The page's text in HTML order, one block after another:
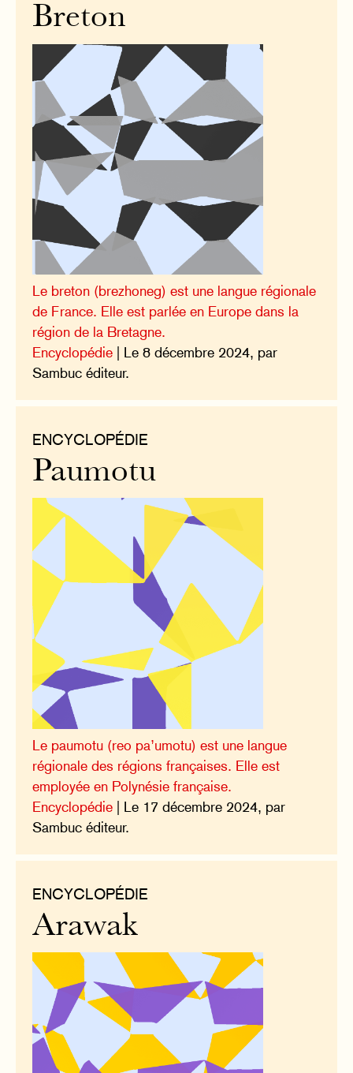
Breton
Le breton (brezhoneg) est une langue régionale
de France. Elle est parlée en Europe dans la
région de la Bretagne.
Encyclopédie | Le 8 décembre 2024, par
Sambuc éditeur.
ENCYCLOPÉDIE
Paumotu
Le paumotu (reo pa’umotu) est une langue
régionale des régions françaises. Elle est
employée en Polynésie française.
Encyclopédie | Le 17 décembre 2024, par
Sambuc éditeur.
ENCYCLOPÉDIE
Arawak